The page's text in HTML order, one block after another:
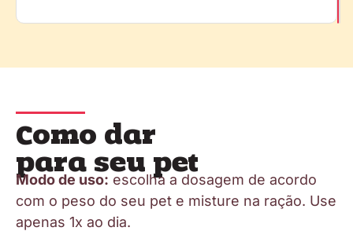
Como dar
para seu pet
Modo de uso: escolha a dosagem de acordo
com o peso do seu pet e misture na ração. Use
apenas 1x ao dia.